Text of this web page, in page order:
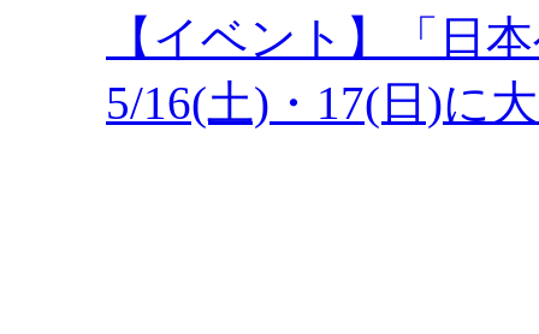
【イベント】「日
5/16(土)・17(日)に